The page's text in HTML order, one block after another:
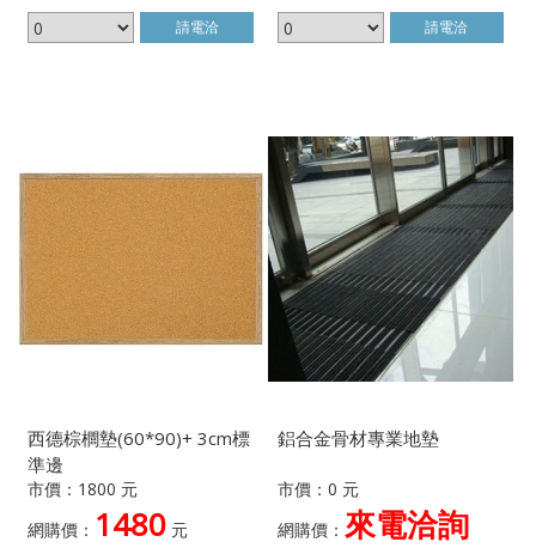
請電洽 請電洽
西德棕櫚墊(60*90)+ 3cm標
準邊
市價：1800 元
網購價： 1480 元
鋁合金骨材專業地墊
市價：0 元
網購價： 來電洽詢